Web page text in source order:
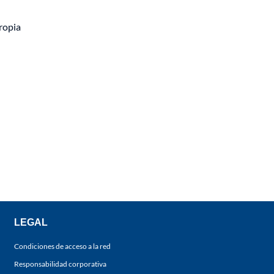
LEGAL
Condiciones de acceso a la red
Responsabilidad corporativa